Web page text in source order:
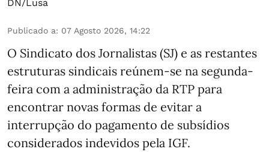
DN/Lusa
Publicado a: 07 Agosto 2026, 14:22
O Sindicato dos Jornalistas (SJ) e as restantes
estruturas sindicais reúnem-se na segunda-
feira com a administração da RTP para
encontrar novas formas de evitar a
interrupção do pagamento de subsídios
considerados indevidos pela IGF.